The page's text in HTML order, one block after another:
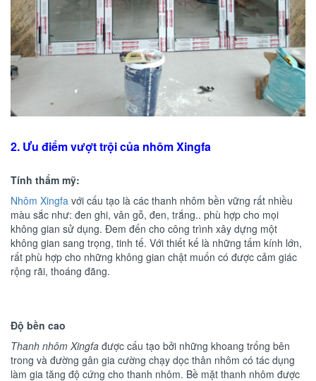
2. Ưu điểm vượt trội của nhôm Xingfa
Tính thẩm mỹ:
Nhôm Xingfa với cấu tạo là các thanh nhôm bền vững rất nhiều
màu sắc như: đen ghi, vân gỗ, đen, trắng.. phù hợp cho mọi
không gian sử dụng. Đem đến cho công trình xây dựng một
không gian sang trọng, tinh tế. Với thiết kế là những tấm kính lớn,
rất phù hợp cho những không gian chật muốn có được cảm giác
rộng rãi, thoáng đãng.
Độ bền cao
Thanh nhôm Xingfa được cấu tạo bởi những khoang trống bên
trong và đường gân gia cường chạy dọc thân nhôm có tác dụng
làm gia tăng độ cứng cho thanh nhôm. Bề mặt thanh nhôm được